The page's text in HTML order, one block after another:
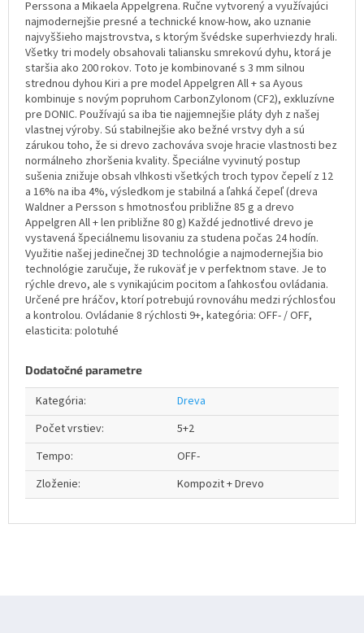
Perssona a Mikaela Appelgrena. Ručne vytvorený a využívajúci
najmodernejšie presné a technické know-how, ako uznanie
najvyššieho majstrovstva, s ktorým švédske superhviezdy hrali.
Všetky tri modely obsahovali taliansku smrekovú dyhu, ktorá je
staršia ako 200 rokov. Toto je kombinované s 3 mm silnou
strednou dyhou Kiri a pre model Appelgren All + sa Ayous
kombinuje s novým popruhom CarbonZylonom (CF2), exkluzívne
pre DONIC. Používajú sa iba tie najjemnejšie pláty dyh z našej
vlastnej výroby. Sú stabilnejšie ako bežné vrstvy dyh a sú
zárukou toho, že si drevo zachováva svoje hracie vlastnosti bez
normálneho zhoršenia kvality. Špeciálne vyvinutý postup
sušenia znižuje obsah vlhkosti všetkých troch typov čepelí z 12
a 16% na iba 4%, výsledkom je stabilná a ľahká čepeľ (dreva
Waldner a Persson s hmotnosťou približne 85 g a drevo
Appelgren All + len približne 80 g) Každé jednotlivé drevo je
vystavená špeciálnemu lisovaniu za studena počas 24 hodín.
Využitie našej jedinečnej 3D technológie a najmodernejšia bio
technológie zaručuje, že rukoväť je v perfektnom stave. Je to
rýchle drevo, ale s vynikajúcim pocitom a ľahkosťou ovládania.
Určené pre hráčov, ktorí potrebujú rovnováhu medzi rýchlosťou
a kontrolou. Ovládanie 8 rýchlosti 9+, kategória: OFF- / OFF,
elasticita: polotuhé
Dodatočné parametre
Kategória:
Dreva
Počet vrstiev:
5+2
Tempo:
OFF-
Zloženie: Kompozit + Drevo